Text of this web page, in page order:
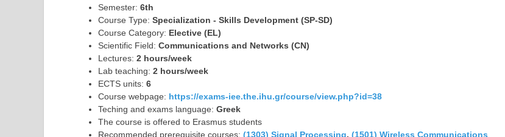
Semester: 6th
Course Type: Specialization - Skills Development (SP-SD)
Course Category: Elective (EL)
Scientific Field: Communications and Networks (CN)
Lectures: 2 hours/week
Lab teaching: 2 hours/week
ECTS units: 6
Course webpage: https://exams-iee.the.ihu.gr/course/view.php?id=38
Teching and exams language: Greek
The course is offered to Erasmus students
Recommended prerequisite courses: (1303) Signal Processing, (1501) Wireless Communications